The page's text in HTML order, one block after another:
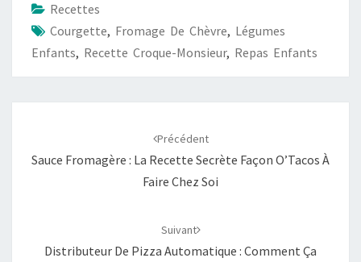
Recettes
Courgette, Fromage De Chèvre, Légumes
Enfants, Recette Croque-Monsieur, Repas Enfants
Précédent
Sauce Fromagère : La Recette Secrète Façon O’Tacos À
Faire Chez Soi
Suivant
Distributeur De Pizza Automatique : Comment Ça